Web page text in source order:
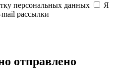
персональных данных
Я
рассылки
отправлено